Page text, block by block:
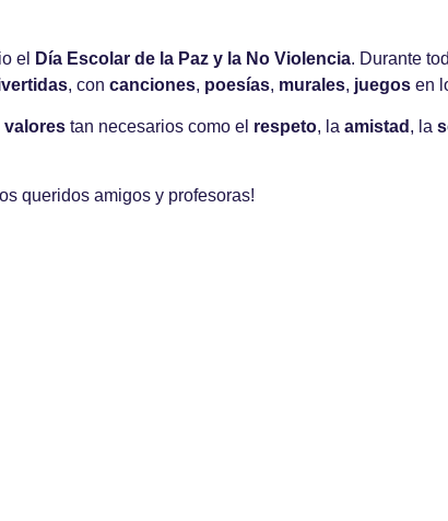
el Día Escolar de la Paz y la No Violencia. Durante
, con canciones, poesías, murales, juegos en
valores tan necesarios como el respeto, la amistad , la
queridos amigos y profesoras!